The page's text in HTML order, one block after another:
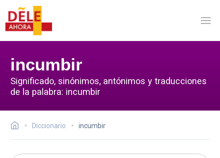
incumbir
Significado, sinónimos, antónimos y traducciones
de la palabra: incumbir
Diccionario incumbir